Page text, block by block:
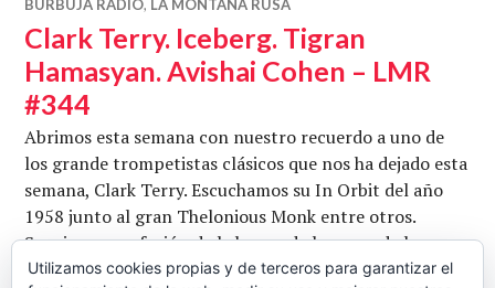
BURBUJA RADIO, LA MONTAÑA RUSA
Clark Terry. Iceberg. Tigran
Hamasyan. Avishai Cohen – LMR
#344
Abrimos esta semana con nuestro recuerdo a uno de
los grande trompetistas clásicos que nos ha dejado esta
semana, Clark Terry. Escuchamos su In Orbit del año
1958 junto al gran Thelonious Monk entre otros.
Seguimos con fusión de la buena de la mano de la
mítica banda easpañola Iceberg, uno de los grandes
Utilizamos cookies propias y de terceros para garantizar el